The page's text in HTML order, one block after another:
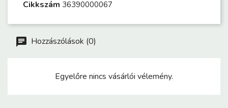
Cikkszám 36390000067
Hozzászólások (0)
Egyelőre nincs vásárlói vélemény.